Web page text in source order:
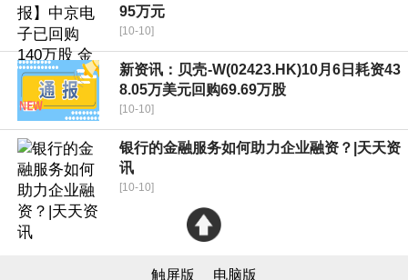
95万元
[10-10]
新资讯：贝壳-W(02423.HK)10月6日耗资43
8.05万美元回购69.69万股
[10-10]
银行的金融服务如何助力企业融资？|天天资
讯
[10-10]
触屏版 电脑版